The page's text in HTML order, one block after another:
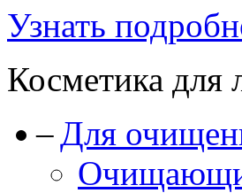
Узнать
Косметика для
Для